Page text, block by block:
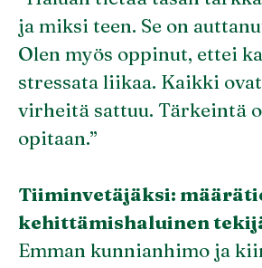
ja miksi teen. Se on
Olen myös oppinut, ettei
stressata liikaa. Kaikki
virheitä sattuu. Tärkeintä
opitaan.”
Tiiminvetäjäksi:
kehittämishaluinen
Emman kunnianhimo ja